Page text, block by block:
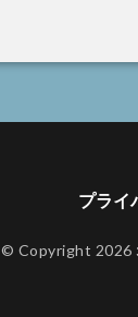
プライ
© Copyright 2026